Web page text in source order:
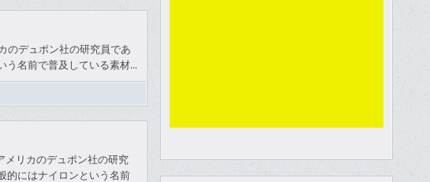
デュポン社の研究員であ
う名前で普及している素材…
リカのデュポン社の研究
的にはナイロンという名前